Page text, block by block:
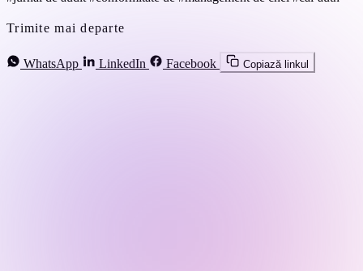
Trimite mai departe
WhatsApp LinkedIn Facebook Copiază linkul